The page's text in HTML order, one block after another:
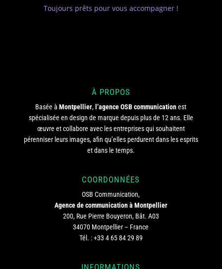
Toujours prêts pour vous accompagner !
À PROPOS
Basée àMontpellier, l’agence OSB communicationest
spécialisée en design de marque depuis plus de 12 ans. Elle
œuvre et collabore avec les entreprises qui souhaitent
pérenniser leurs images, afin qu’elles perdurent dans les esprits
et dans le temps.
COORDONNÉES
OSB Communication,
Agence de communication à Montpellier
200, Rue Pierre Bouyeron, Bât. A03
34070 Montpellier – France
Tél. :+33 4 65 84 29 89
INFORMATIONS